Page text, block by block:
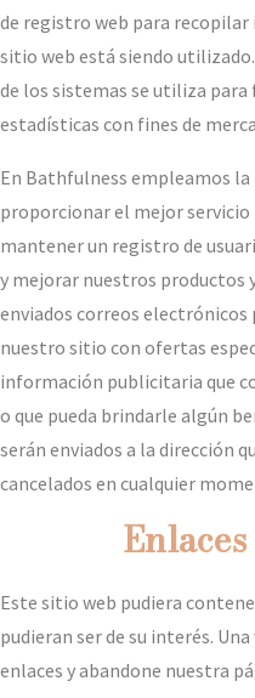
de registro web para
sitio web está siendo
de los sistemas se utiliza
estadísticas con fines de
En Bathfulness empleamos
proporcionar el mejor
mantener un registro de
y mejorar nuestros productos
enviados correos
nuestro sitio con ofertas
información publicitaria que
o que pueda brindarle algún
serán enviados a la dirección
cancelados en cualquier
Este sitio web pudiera
pudieran ser de su interés.
enlaces y abandone nuestra